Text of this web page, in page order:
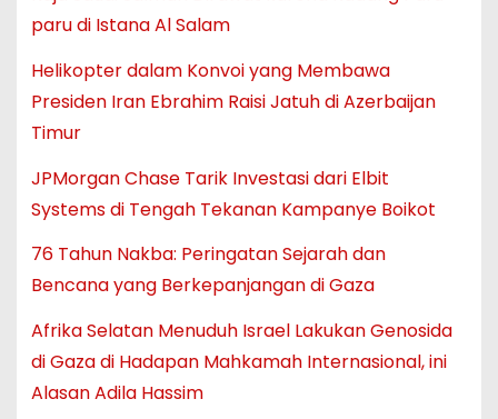
paru di Istana Al Salam
Helikopter dalam Konvoi yang Membawa
Presiden Iran Ebrahim Raisi Jatuh di Azerbaijan
Timur
JPMorgan Chase Tarik Investasi dari Elbit
Systems di Tengah Tekanan Kampanye Boikot
76 Tahun Nakba: Peringatan Sejarah dan
Bencana yang Berkepanjangan di Gaza
Afrika Selatan Menuduh Israel Lakukan Genosida
di Gaza di Hadapan Mahkamah Internasional, ini
Alasan Adila Hassim